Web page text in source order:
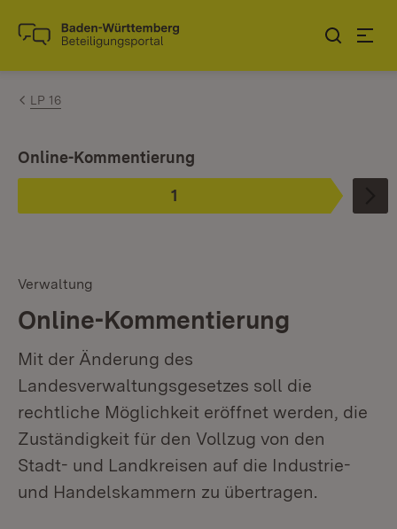
Zum Inhalt springen
Link zur Startseite
LP 16
Phase
1
:
Ist ausgewählt.
Online-Kommentierung
Verwaltung
Online-Kommentierung
Mit der Änderung des
Landesverwaltungsgesetzes soll die
rechtliche Möglichkeit eröffnet werden, die
Zuständigkeit für den Vollzug von den
Stadt- und Landkreisen auf die Industrie-
und Handelskammern zu übertragen.